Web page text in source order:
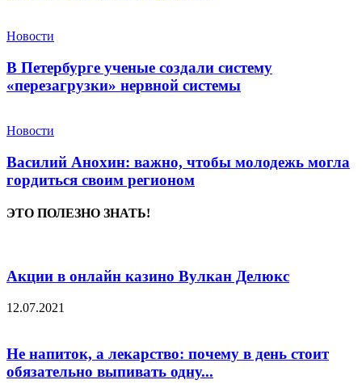
Новости
В Петербурге ученые создали систему
«перезагрузки» нервной системы
Новости
Василий Анохин: важно, чтобы молодежь могла
гордиться своим регионом
ЭТО ПОЛЕЗНО ЗНАТЬ!
Акции в онлайн казино Вулкан Делюкс
12.07.2021
Не напиток, а лекарство: почему в день стоит
обязательно выпивать одну...